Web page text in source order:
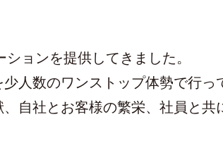
ョンを提供してきました。
人数のワンストップ体勢で行っ
自社とお客様の繁栄、社員と